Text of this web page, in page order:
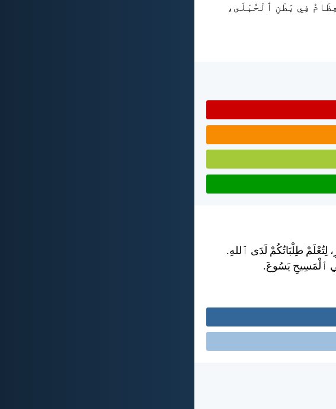
فِي بَطْنِ ٱلْحُبْلَى،
طِلْبَاتُكُمْ لَدَى ٱللهِ.
ٱلْمَسِيحِ يَسُوعَ.